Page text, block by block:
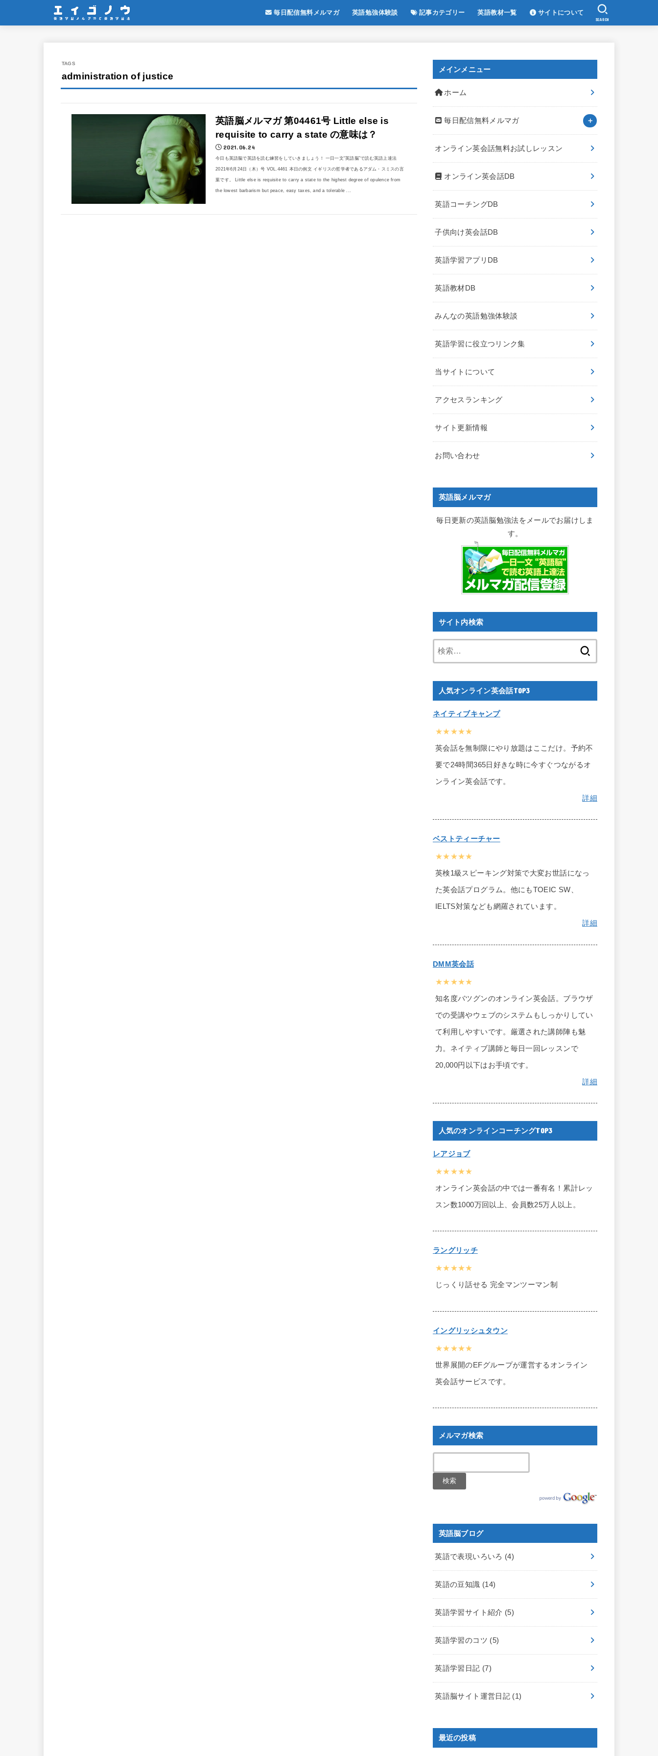
毎日配信無料メルマガ 英語勉強体験談 記事カテゴリー 英語教材一覧 サイトについて
SEARCH
administration of justice
英語脳メルマガ 第04461号 Little else is
requisite to carry a state の意味は？
2021.06.24
今日も英語脳で英語を読む練習をしていきましょう！ 一日一文“英語脳”で読む英語上達法
2021年6月24日（木）号 VOL.4461 本日の例文 イギリスの哲学者であるアダム・スミスの言
葉です。 Little else is requisite to carry a state to the highest degree of opulence from
the lowest barbarism but peace, easy taxes, and a tolerable ...
メインメニュー
ホーム
毎日配信無料メルマガ
オンライン英会話無料お試しレッスン
オンライン英会話DB
英語コーチングDB
子供向け英会話DB
英語学習アプリDB
英語教材DB
みんなの英語勉強体験談
英語学習に役立つリンク集
当サイトについて
アクセスランキング
サイト更新情報
お問い合わせ
英語脳メルマガ
毎日更新の英語脳勉強法をメールでお届けしま
す。
サイト内検索
人気オンライン英会話TOP3
ネイティブキャンプ
★★★★★
英会話を無制限にやり放題はここだけ。予約不
要で24時間365日好きな時に今すぐつながるオ
ンライン英会話です。
詳細
ベストティーチャー
★★★★★
英検1級スピーキング対策で大変お世話になっ
た英会話プログラム。他にもTOEIC SW、
IELTS対策なども網羅されています。
詳細
DMM英会話
★★★★★
知名度バツグンのオンライン英会話。ブラウザ
での受講やウェブのシステムもしっかりしてい
て利用しやすいです。厳選された講師陣も魅
力。ネイティブ講師と毎日一回レッスンで
20,000円以下はお手頃です。
詳細
人気のオンラインコーチングTOP3
レアジョブ
★★★★★
オンライン英会話の中では一番有名！累計レッ
スン数1000万回以上、会員数25万人以上。
ラングリッチ
★★★★★
じっくり話せる 完全マンツーマン制
イングリッシュタウン
★★★★★
世界展開のEFグループが運営するオンライン
英会話サービスです。
メルマガ検索
英語脳ブログ
英語で表現いろいろ (4)
英語の豆知識 (14)
英語学習サイト紹介 (5)
英語学習のコツ (5)
英語学習日記 (7)
英語脳サイト運営日記 (1)
最近の投稿